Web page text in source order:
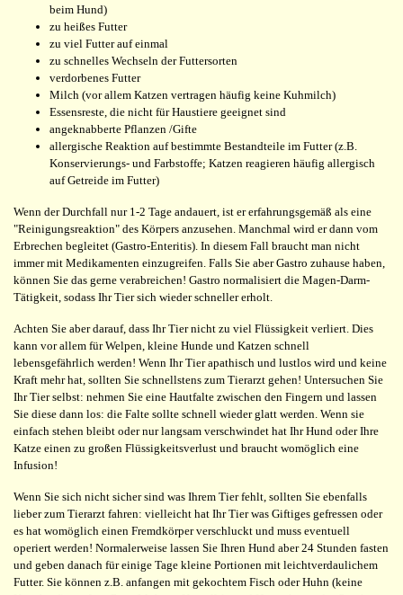
beim Hund)
zu heißes Futter
zu viel Futter auf einmal
zu schnelles Wechseln der Futtersorten
verdorbenes Futter
Milch (vor allem Katzen vertragen häufig keine Kuhmilch)
Essensreste, die nicht für Haustiere geeignet sind
angeknabberte Pflanzen /Gifte
allergische Reaktion auf bestimmte Bestandteile im Futter (z.B.
Konservierungs- und Farbstoffe; Katzen reagieren häufig allergisch
auf Getreide im Futter)
Wenn der Durchfall nur 1-2 Tage andauert, ist er erfahrungsgemäß als eine
"Reinigungsreaktion" des Körpers anzusehen. Manchmal wird er dann vom
Erbrechen begleitet (Gastro-Enteritis). In diesem Fall braucht man nicht
immer mit Medikamenten einzugreifen. Falls Sie aber Gastro zuhause haben,
können Sie das gerne verabreichen! Gastro normalisiert die Magen-Darm-
Tätigkeit, sodass Ihr Tier sich wieder schneller erholt.
Achten Sie aber darauf, dass Ihr Tier nicht zu viel Flüssigkeit verliert. Dies
kann vor allem für Welpen, kleine Hunde und Katzen schnell
lebensgefährlich werden! Wenn Ihr Tier apathisch und lustlos wird und keine
Kraft mehr hat, sollten Sie schnellstens zum Tierarzt gehen! Untersuchen Sie
Ihr Tier selbst: nehmen Sie eine Hautfalte zwischen den Fingern und lassen
Sie diese dann los: die Falte sollte schnell wieder glatt werden. Wenn sie
einfach stehen bleibt oder nur langsam verschwindet hat Ihr Hund oder Ihre
Katze einen zu großen Flüssigkeitsverlust und braucht womöglich eine
Infusion!
Wenn Sie sich nicht sicher sind was Ihrem Tier fehlt, sollten Sie ebenfalls
lieber zum Tierarzt fahren: vielleicht hat Ihr Tier was Giftiges gefressen oder
es hat womöglich einen Fremdkörper verschluckt und muss eventuell
operiert werden! Normalerweise lassen Sie Ihren Hund aber 24 Stunden fasten
und geben danach für einige Tage kleine Portionen mit leichtverdaulichem
Futter. Sie können z.B. anfangen mit gekochtem Fisch oder Huhn (keine